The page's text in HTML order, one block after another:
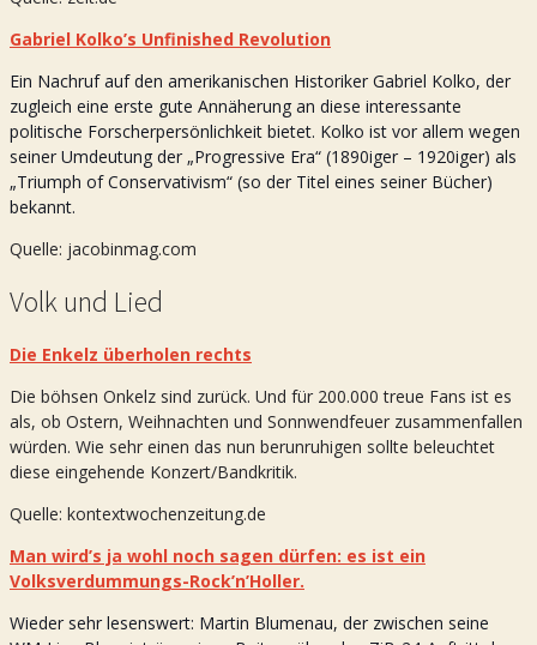
Gabriel Kolko’s Unfinished Revolution
Ein Nachruf auf den amerikanischen Historiker Gabriel Kolko, der
zugleich eine erste gute Annäherung an diese interessante
politische Forscherpersönlichkeit bietet. Kolko ist vor allem wegen
seiner Umdeutung der „Progressive Era“ (1890iger – 1920iger) als
„Triumph of Conservativism“ (so der Titel eines seiner Bücher)
bekannt.
Quelle: jacobinmag.com
Volk und Lied
Die Enkelz überholen rechts
Die böhsen Onkelz sind zurück. Und für 200.000 treue Fans ist es
als, ob Ostern, Weihnachten und Sonnwendfeuer zusammenfallen
würden. Wie sehr einen das nun berunruhigen sollte beleuchtet
diese eingehende Konzert/Bandkritik.
Quelle: kontextwochenzeitung.de
Man wird’s ja wohl noch sagen dürfen: es ist ein
Volksverdummungs-Rock’n’Holler.
Wieder sehr lesenswert: Martin Blumenau, der zwischen seine